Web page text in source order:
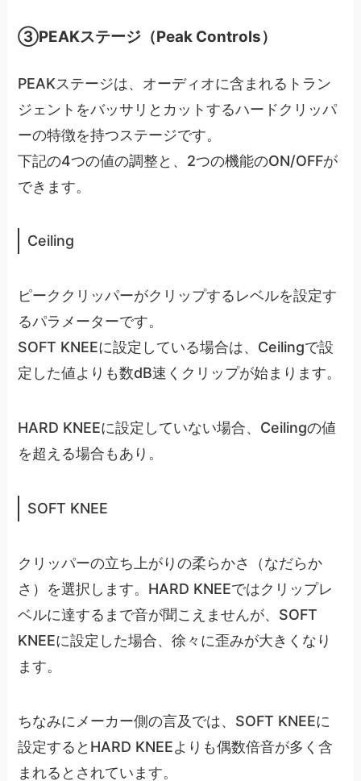
③PEAKステージ（Peak Controls）
PEAKステージは、オーディオに含まれるトラン
ジェントをバッサリとカットするハードクリッパ
ーの特徴を持つステージです。
下記の4つの値の調整と、2つの機能のON/OFFが
できます。
Ceiling
ピーククリッパーがクリップするレベルを設定す
るパラメーターです。
SOFT KNEEに設定している場合は、Ceilingで設
定した値よりも数dB速くクリップが始まります。
HARD KNEEに設定していない場合、Ceilingの値
を超える場合もあり。
SOFT KNEE
クリッパーの立ち上がりの柔らかさ（なだらか
さ）を選択します。HARD KNEEではクリップレ
ベルに達するまで音が聞こえませんが、SOFT
KNEEに設定した場合、徐々に歪みが大きくなり
ます。
ちなみにメーカー側の言及では、SOFT KNEEに
設定するとHARD KNEEよりも偶数倍音が多く含
まれるとされています。